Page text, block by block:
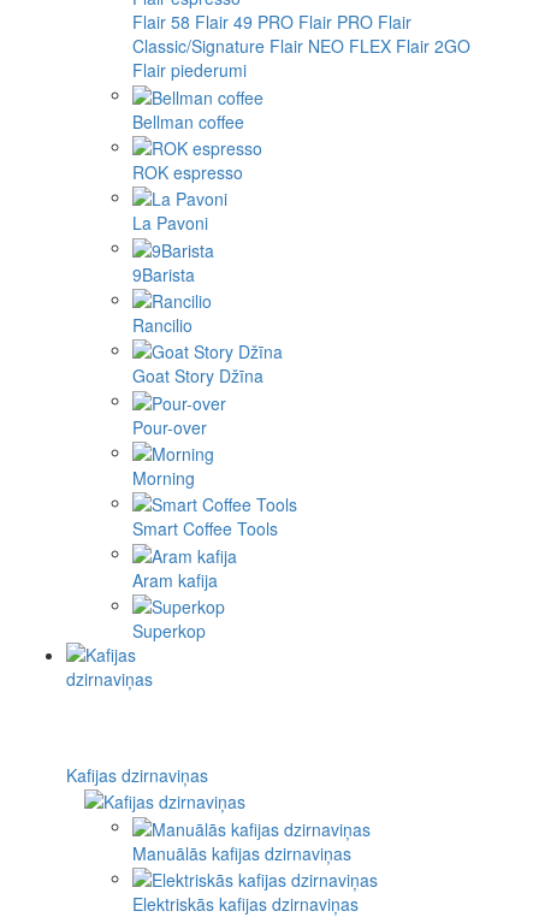
Flair 58 Flair 49 PRO Flair PRO Flair
Classic/Signature Flair NEO FLEX Flair 2GO
Flair piederumi
Bellman coffee
ROK espresso
La Pavoni
9Barista
Rancilio
Goat Story Džīna
Pour-over
Morning
Smart Coffee Tools
Aram kafija
Superkop
Kafijas dzirnaviņas
Manuālās kafijas dzirnaviņas
Elektriskās kafijas dzirnaviņas